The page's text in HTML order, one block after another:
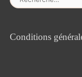
Conditions